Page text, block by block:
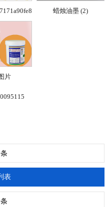
蜡烛油墨 (2)
片
条
表